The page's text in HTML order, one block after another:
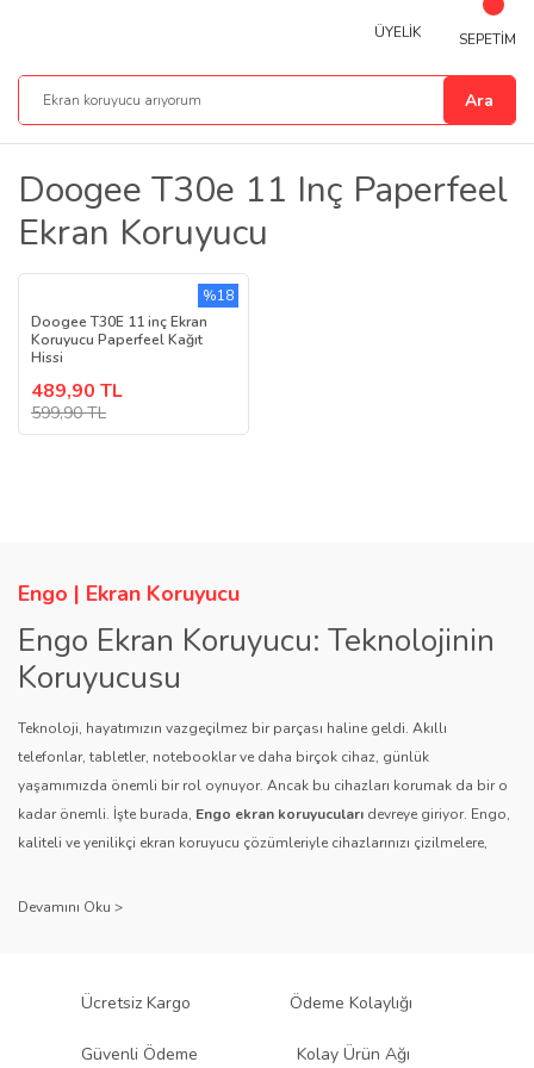
Ara
ÜYELİK SEPETİM
Doogee T30e 11 Inç Paperfeel
Ekran Koruyucu
Doogee T30E 11 inç Ekran
Koruyucu Paperfeel Kağıt
Hissi
489,90 TL
599,90 TL
%18
Engo | Ekran Koruyucu
Engo Ekran Koruyucu: Teknolojinin
Koruyucusu
Teknoloji, hayatımızın vazgeçilmez bir parçası haline geldi. Akıllı
telefonlar, tabletler, notebooklar ve daha birçok cihaz, günlük
yaşamımızda önemli bir rol oynuyor. Ancak bu cihazları korumak da bir o
kadar önemli. İşte burada, Engo ekran koruyucuları devreye giriyor. Engo,
kaliteli ve yenilikçi ekran koruyucu çözümleriyle cihazlarınızı çizilmelere,
sağlıyor.
Engo ekran koruyucuları
, uzun yıllara dayanan tecrübesi ve teknolojiye
ürününü titiz bir kalite kontrol sürecinden geçirir. Kullanıcı dostu tasarımı
Ücretsiz Kargo Ödeme Kolaylığı
Güvenli Ödeme Kolay Ürün Ağı